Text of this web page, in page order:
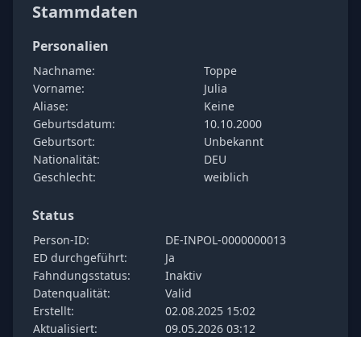
Stammdaten
Personalien
Nachname:
Toppe
Vorname:
Julia
Aliase:
Keine
Geburtsdatum:
10.10.2000
Geburtsort:
Unbekannt
Nationalität:
DEU
Geschlecht:
weiblich
Status
Person-ID:
DE-INPOL-0000000013
ED durchgeführt:
Ja
Fahndungsstatus:
Inaktiv
Datenqualität:
Valid
Erstellt:
02.08.2025 15:02
Aktualisiert:
09.05.2026 03:12